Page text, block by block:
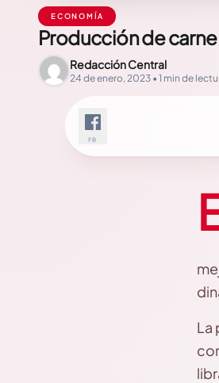
ECONOMÍA
Producción de
Redacción Central
24 de enero, 2023 • 1 min de
FB
La